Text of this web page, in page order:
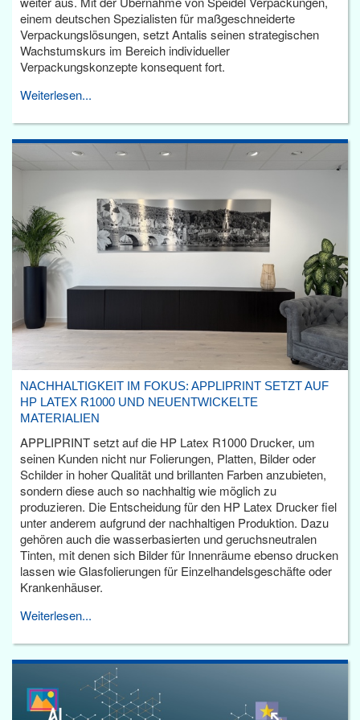
einem deutschen Spezialisten für maßgeschneiderte
Verpackungslösungen, setzt Antalis seinen strategischen
Wachstumskurs im Bereich individueller
Verpackungskonzepte konsequent fort.
Weiterlesen...
NACHHALTIGKEIT IM FOKUS: APPLIPRINT SETZT AUF
HP LATEX R1000 UND NEUENTWICKELTE
MATERIALIEN
APPLIPRINT setzt auf die HP Latex R1000 Drucker, um
seinen Kunden nicht nur Folierungen, Platten, Bilder oder
Schilder in hoher Qualität und brillanten Farben anzubieten,
sondern diese auch so nachhaltig wie möglich zu
produzieren. Die Entscheidung für den HP Latex Drucker fiel
unter anderem aufgrund der nachhaltigen Produktion. Dazu
gehören auch die wasserbasierten und geruchsneutralen
Tinten, mit denen sich Bilder für Innenräume ebenso drucken
lassen wie Glasfolierungen für Einzelhandelsgeschäfte oder
Krankenhäuser.
Weiterlesen...